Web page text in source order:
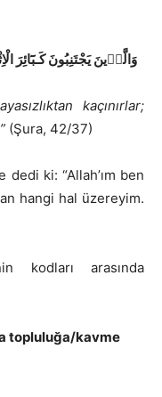
وَالَّذ۪ينَ يَجْتَنِبُونَ كَـبَٓائِرَ
kaçınırlar;
(Şura, 42/37)
ki: “Allah’ım ben
hangi hal üzereyim.
kodları arasında
topluluğa/kavme